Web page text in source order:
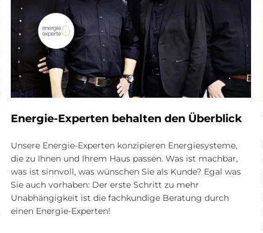
En­er­gie-Ex­per­ten be­hal­ten den Über­bli­ck
Unsere Energie-Experten konzipieren Energiesysteme,
die zu Ihnen und Ihrem Haus passen. Was ist machbar,
was ist sinnvoll, was wünschen Sie als Kunde? Egal was
Sie auch vorhaben: Der erste Schritt zu mehr
Unabhängigkeit ist die fachkundige Beratung durch
einen Energie-Experten!